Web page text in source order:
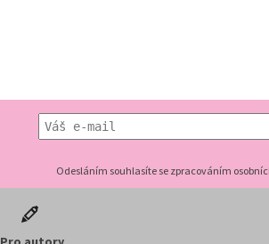
Odesláním souhlasíte se zpracováním